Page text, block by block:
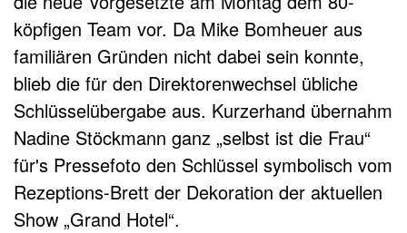
köpfigen Team vor. Da Mike Bomheuer aus
familiären Gründen nicht dabei sein konnte,
blieb die für den Direktorenwechsel übliche
Schlüsselübergabe aus. Kurzerhand übernahm
Nadine Stöckmann ganz „selbst ist die Frau“
für's Pressefoto den Schlüssel symbolisch vom
Rezeptions-Brett der Dekoration der aktuellen
Show „Grand Hotel“.